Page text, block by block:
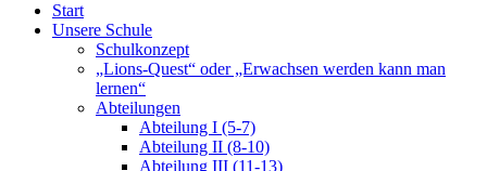
Start
Unsere Schule
Schulkonzept
„Lions-Quest“ oder „Erwachsen werden kann man
lernen“
Abteilungen
Abteilung I (5-7)
Abteilung II (8-10)
Abteilung III (11-13)